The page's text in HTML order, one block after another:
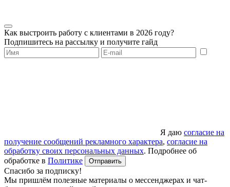
Как выстроить работу с клиентами в 2026 году?
Подпишитесь на рассылку и получите гайд
Я даю согласие на
получение сообщений рекламного характера, согласие на
обработку своих персональных данных. Подробнее об
обработке в Политике Отправить
Спасибо за подписку!
Мы пришлём полезные материалы о мессенджерах и чат-